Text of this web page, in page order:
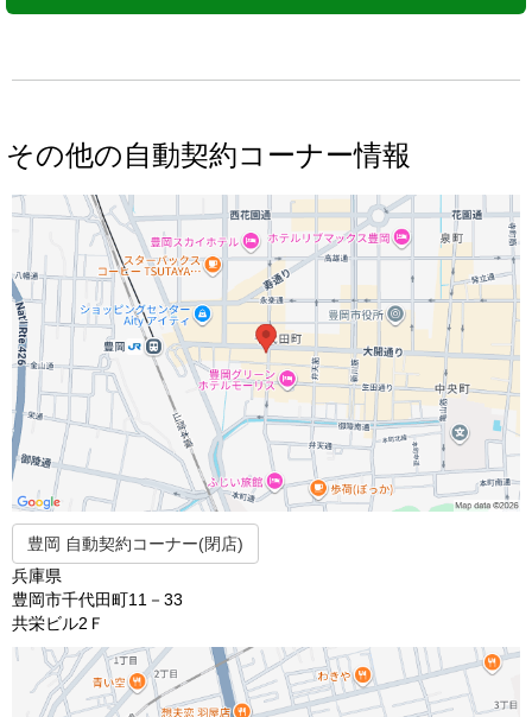
その他の自動契約コーナー情報
豊岡 自動契約コーナー(閉店)
兵庫県
豊岡市千代田町11－33
共栄ビル2Ｆ